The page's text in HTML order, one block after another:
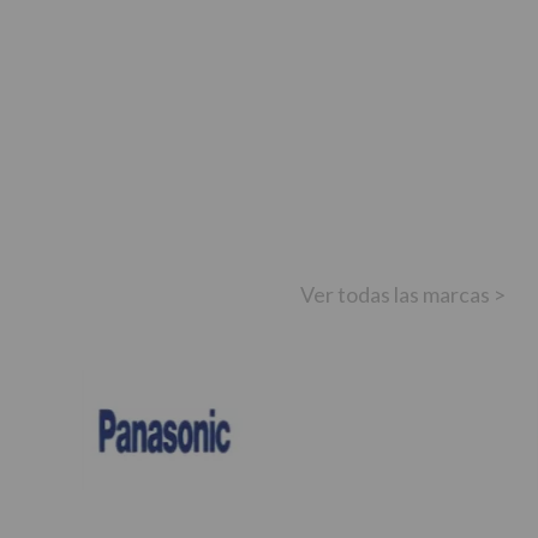
Ver todas las marcas >